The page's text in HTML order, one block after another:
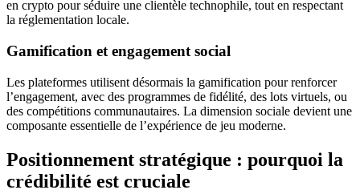
en crypto pour séduire une clientèle technophile, tout en respectant
la réglementation locale.
Gamification et engagement social
Les plateformes utilisent désormais la gamification pour renforcer
l’engagement, avec des programmes de fidélité, des lots virtuels, ou
des compétitions communautaires. La dimension sociale devient une
composante essentielle de l’expérience de jeu moderne.
Positionnement stratégique : pourquoi la
crédibilité est cruciale